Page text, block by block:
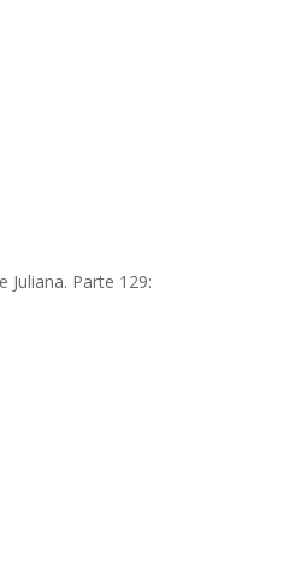
Juliana. Parte 129: